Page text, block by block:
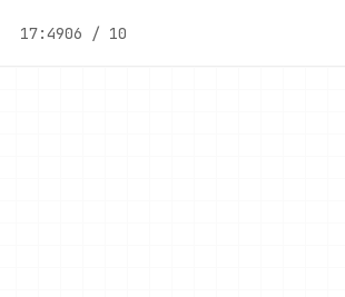
17:4906 / 10